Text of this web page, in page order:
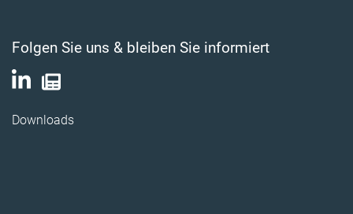
Folgen Sie uns & bleiben Sie informiert
Downloads